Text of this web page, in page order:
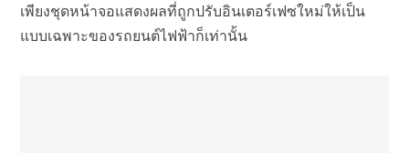
เพียงชุดหน้าจอแสดงผลที่ถูกปรับอินเตอร์เฟซใหม่ให้เป็น
แบบเฉพาะของรถยนต์ไฟฟ้าก็เท่านั้น